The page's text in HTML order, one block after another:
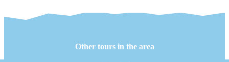
Other tours in the area